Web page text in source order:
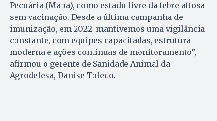
Pecuária (Mapa), como estado livre da febre aftosa
sem vacinação. Desde a última campanha de
imunização, em 2022, mantivemos uma vigilância
constante, com equipes capacitadas, estrutura
moderna e ações contínuas de monitoramento”,
afirmou o gerente de Sanidade Animal da
Agrodefesa, Danise Toledo.